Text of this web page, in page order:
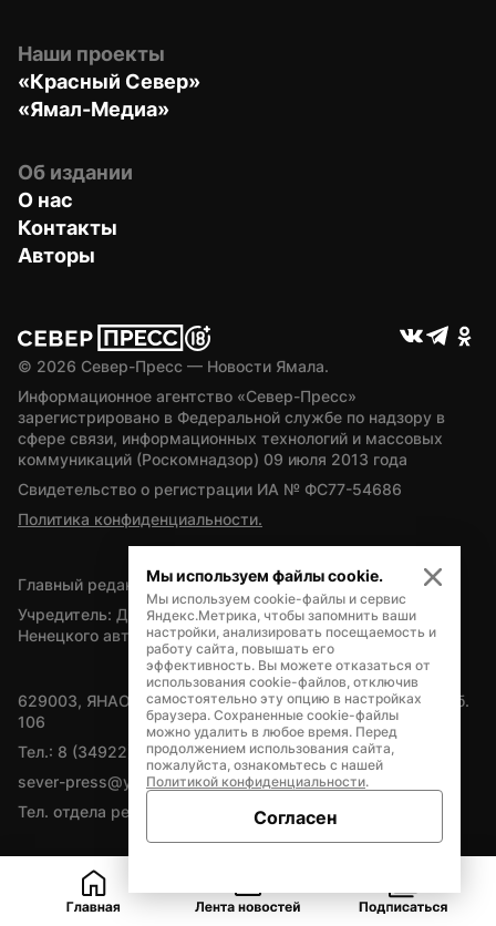
Наши проекты
«Красный Север»
«Ямал-Медиа»
Об издании
О нас
Контакты
Авторы
© 2026 Север-Пресс — Новости Ямала.
Информационное агентство «Север-Пресс»
зарегистрировано в Федеральной службе по надзору в
сфере связи, информационных технологий и массовых
коммуникаций (Роскомнадзор) 09 июля 2013 года
Свидетельство о регистрации ИА № ФС77-54686
Политика конфиденциальности.
Главный редактор — А.Л. Поздеев
Учредитель: Департамент внутренней политики Ямало-
Ненецкого автономного округа
629003, ЯНАО, Салехард, мкр. Богдана Кнунянца, д.1, каб.
106
Тел.: 8 (34922) 71262
sever-press@yamal-media.ru
Тел. отдела рекламы: 8 (34922) 42728
Мы используем файлы cookie.
Мы используем cookie-файлы и сервис
Яндекс.Метрика, чтобы запомнить ваши
настройки, анализировать посещаемость и
работу сайта, повышать его
эффективность. Вы можете отказаться от
использования cookie-файлов, отключив
самостоятельно эту опцию в настройках
браузера. Сохраненные cookie-файлы
можно удалить в любое время. Перед
продолжением использования сайта,
пожалуйста, ознакомьтесь с нашей
Политикой конфиденциальности.
Согласен